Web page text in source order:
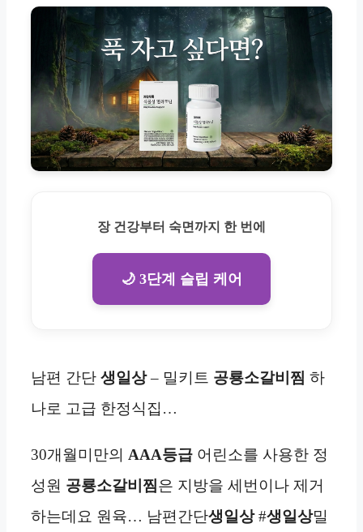
장 건강부터 숙면까지 한 번에
🌙 3단계 슬립 케어
남편 간단 생일상– 밀키트 공룡소갈비찜 하
나로 고급 한정식집…
30개월미만의 AAA등급 어린소를 사용한 정
성원 공룡소갈비찜은 지방을 세번이나 제거
하는데요 원육… 남편간단생일상#생일상밀